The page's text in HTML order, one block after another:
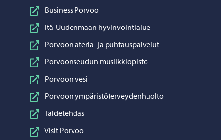
Business Porvoo
Itä-Uudenmaan hyvinvointialue
Porvoon ateria- ja puhtauspalvelut
Porvoonseudun musiikkiopisto
Porvoon vesi
Porvoon ympäristöterveydenhuolto
Taidetehdas
Visit Porvoo